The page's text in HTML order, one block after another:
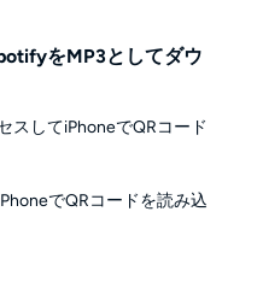
をMP3としてダウ
スしてiPhoneでQRコード